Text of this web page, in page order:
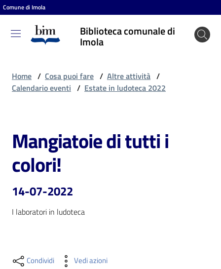
Vai al contenuto
Vai alla navigazione
Vai al footer
Comune di Imola
Biblioteca comunale di
Imola
Biblioteca
comunale
Cosa
puoi
fare
Scopri
Home / Cosa puoi fare / Altre attività /
Calendario eventi / Estate in ludoteca 2022
Salta al contenuto
Mangiatoie di tutti i
colori!
14-07-2022
I laboratori in ludoteca
Condividi Vedi azioni